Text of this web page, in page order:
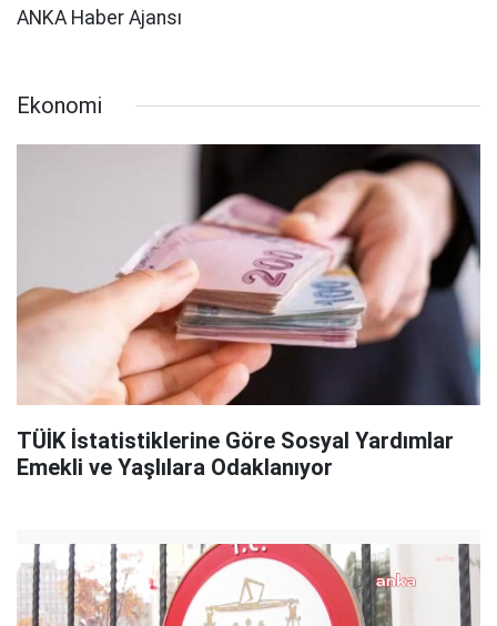
ANKA Haber Ajansı
Ekonomi
TÜİK İstatistiklerine Göre Sosyal Yardımlar
Emekli ve Yaşlılara Odaklanıyor